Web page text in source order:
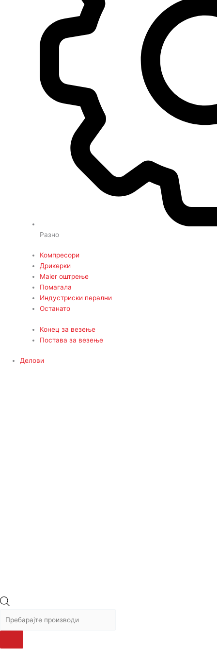
Разно
Компресори
Дрикерки
Maier оштрење
Помагала
Индустриски перални
Останато
Конец за везење
Постава за везење
Делови